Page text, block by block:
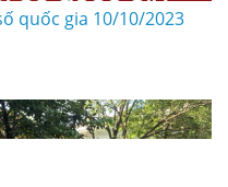
quốc gia 10/10/2023